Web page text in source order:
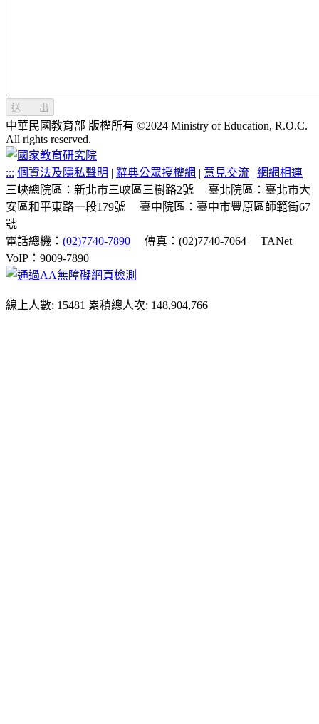
送 出
中華民國教育部 版權所有 ©2024 Ministry of Education, R.O.C.
All rights reserved.
::: 個資法及隱私聲明 | 辭典公眾授權網 | 意見交流 | 網網相連
三峽總院區：新北市三峽區三樹路2號
臺北院區：臺北市大
安區和平東路一段179號
臺中院區：臺中市豐原區師範街67
號
電話總機： (02)7740-7890 傳真：(02)7740-7064
TANet
VoIP：9009-7890
線上人數: 15481 累積總人次: 148,904,766